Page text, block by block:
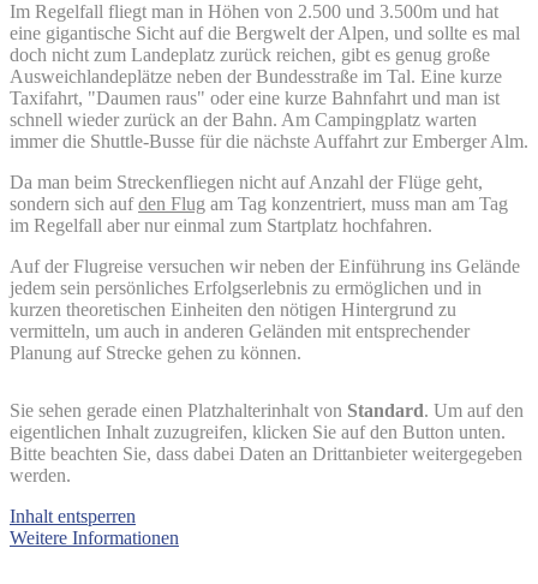
Im Regelfall fliegt man in Höhen von 2.500 und 3.500m und hat
eine gigantische Sicht auf die Bergwelt der Alpen, und sollte es mal
doch nicht zum Landeplatz zurück reichen, gibt es genug große
Ausweichlandeplätze neben der Bundesstraße im Tal. Eine kurze
Taxifahrt, "Daumen raus" oder eine kurze Bahnfahrt und man ist
schnell wieder zurück an der Bahn. Am Campingplatz warten
immer die Shuttle-Busse für die nächste Auffahrt zur Emberger Alm.
Da man beim Streckenfliegen nicht auf Anzahl der Flüge geht,
sondern sich aufden Flug am Tag konzentriert, muss man am Tag
im Regelfall aber nur einmal zum Startplatz hochfahren.
Auf der Flugreise versuchen wir neben der Einführung ins Gelände
jedem sein persönliches Erfolgserlebnis zu ermöglichen und in
kurzen theoretischen Einheiten den nötigen Hintergrund zu
vermitteln, um auch in anderen Geländen mit entsprechender
Planung auf Strecke gehen zu können.
Sie sehen gerade einen Platzhalterinhalt von Standard. Um auf den
eigentlichen Inhalt zuzugreifen, klicken Sie auf den Button unten.
Bitte beachten Sie, dass dabei Daten an Drittanbieter weitergegeben
werden.
Inhalt entsperren
Weitere Informationen